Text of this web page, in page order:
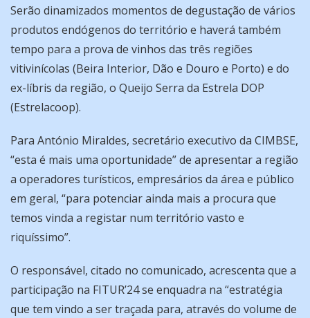
Serão dinamizados momentos de degustação de vários
produtos endógenos do território e haverá também
tempo para a prova de vinhos das três regiões
vitivinícolas (Beira Interior, Dão e Douro e Porto) e do
ex-líbris da região, o Queijo Serra da Estrela DOP
(Estrelacoop).
Para António Miraldes, secretário executivo da CIMBSE,
“esta é mais uma oportunidade” de apresentar a região
a operadores turísticos, empresários da área e público
em geral, “para potenciar ainda mais a procura que
temos vinda a registar num território vasto e
riquíssimo”.
O responsável, citado no comunicado, acrescenta que a
participação na FITUR’24 se enquadra na “estratégia
que tem vindo a ser traçada para, através do volume de